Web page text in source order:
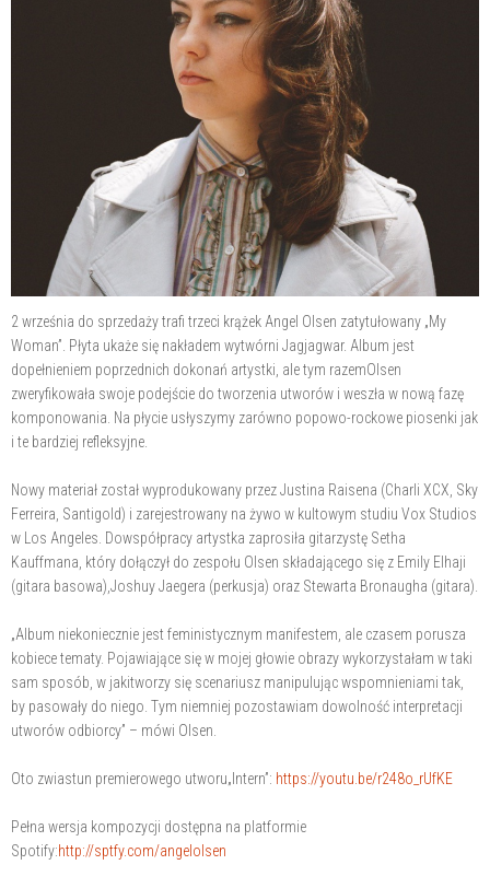
2 września do sprzedaży trafi trzeci krążek Angel Olsen zatytułowany „My
Woman”. Płyta ukaże się nakładem wytwórni Jagjagwar. Album jest
dopełnieniem poprzednich dokonań artystki, ale tym razemOlsen
zweryfikowała swoje podejście do tworzenia utworów i weszła w nową fazę
komponowania. Na płycie usłyszymy zarówno popowo-rockowe piosenki jak
i te bardziej refleksyjne.
Nowy materiał został wyprodukowany przez Justina Raisena (Charli XCX, Sky
Ferreira, Santigold) i zarejestrowany na żywo w kultowym studiu Vox Studios
w Los Angeles. Dowspółpracy artystka zaprosiła gitarzystę Setha
Kauffmana, który dołączył do zespołu Olsen składającego się z Emily Elhaji
(gitara basowa),Joshuy Jaegera (perkusja) oraz Stewarta Bronaugha (gitara).
„Album niekoniecznie jest feministycznym manifestem, ale czasem porusza
kobiece tematy. Pojawiające się w mojej głowie obrazy wykorzystałam w taki
sam sposób, w jakitworzy się scenariusz manipulując wspomnieniami tak,
by pasowały do niego. Tym niemniej pozostawiam dowolność interpretacji
utworów odbiorcy” – mówi Olsen.
Oto zwiastun premierowego utworu„Intern”: https://youtu.be/r248o_rUfKE
Pełna wersja kompozycji dostępna na platformie
Spotify:http://sptfy.com/angelolsen